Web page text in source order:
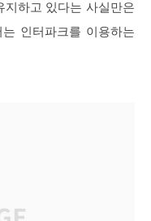
하고 있다는 사실만은
인터파크를 이용하는